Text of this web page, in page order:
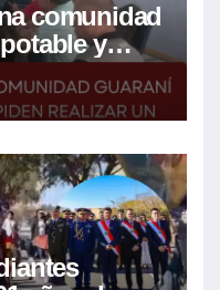
comunidad
y
para